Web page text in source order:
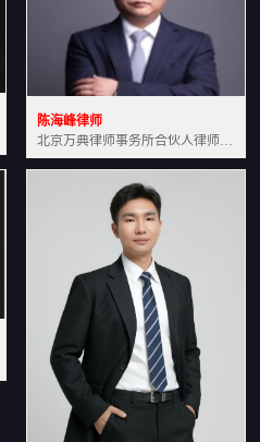
陈海峰律师
北京万典律师事务所合伙人律师土地房产专业资深律师